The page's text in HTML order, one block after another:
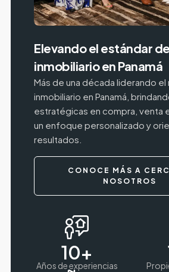
Elevando el estándar
inmobiliario en Panamá
Más de una década liderando
inmobiliario en Panamá,
estratégicas en compra, venta
un enfoque personalizado y
resultados.
CONOCE MÁS A
NOSOTROS
10+
Años de experiencias